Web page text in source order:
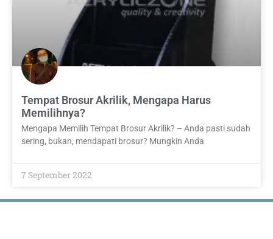
Tempat Brosur Akrilik, Mengapa Harus
Memilihnya?
Mengapa Memilih Tempat Brosur Akrilik? – Anda pasti sudah
sering, bukan, mendapati brosur? Mungkin Anda
7 September 2022